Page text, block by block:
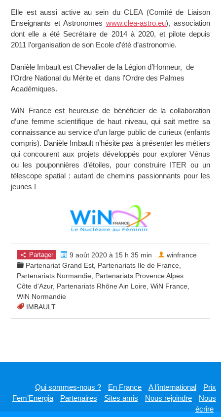
Elle est aussi active au sein du CLEA (Comité de Liaison
Enseignants et Astronomes www.clea-astro.eu), association
dont elle a été Secrétaire de 2014 à 2020, et pilote depuis
2011 l’organisation de son Ecole d’été d’astronomie.
Danièle Imbault est Chevalier de la Légion d’Honneur, de
l’Ordre National du Mérite et dans l’Ordre des Palmes
Académiques.
WiN France est heureuse de bénéficier de la collaboration
d’une femme scientifique de haut niveau, qui sait mettre sa
connaissance au service d’un large public de curieux (enfants
compris). Danièle Imbault n’hésite pas à présenter les métiers
qui concourent aux projets développés pour explorer Vénus
ou les pouponnières d’étoiles, pour construire ITER ou un
télescope spatial : autant de chemins passionnants pour les
jeunes !
Partager
9 août 2020 à 15 h 35 min
Partenariat Grand Est Partenariats Ile de France
Partenariats Normandie Partenariats Provence Alpes
Côte d'Azur, Partenariats Rhône Ain Loire ,WiN France
WiN Normandie
IMBAULT
winfrance
Qui sommes-nous ? En France A l’international
Prix
Fem’Energia
Partenaires Sites amis Nous rejoindre
Nous
écrire